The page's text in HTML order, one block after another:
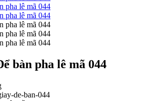
bàn pha lê mã 044
de-ban-044